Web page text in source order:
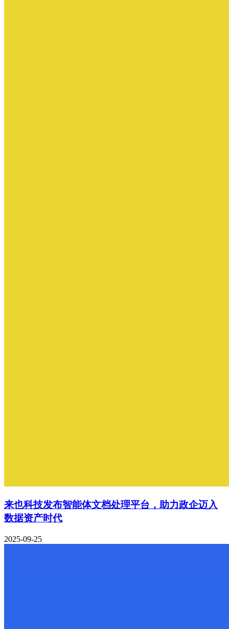
来也科技发布智能体文档处理平台，助力政企迈入
数据资产时代
2025-09-25